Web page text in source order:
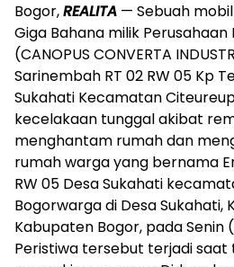
Bogor,REALITA — Sebuah
Giga Bahana milik Perusahaan
(CANOPUS CONVERTA
Sarinembah RT 02 RW 05 Kp
Sukahati Kecamatan
kecelakaan tunggal akibat
menghantam rumah dan
rumah warga yang bernama
RW 05 Desa Sukahati
Bogorwarga di Desa
Kabupaten Bogor, pada Senin
Peristiwa tersebut terjadi saat